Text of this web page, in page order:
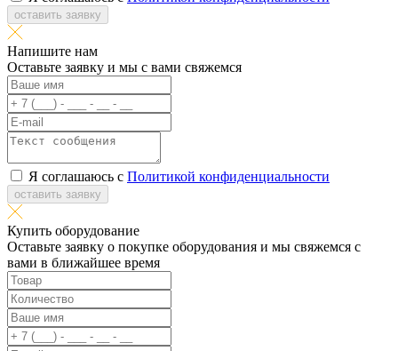
оставить заявку
Напишите нам
Оставьте заявку и мы с вами свяжемся
Я соглашаюсь с Политикой конфиденциальности
оставить заявку
Купить оборудование
Оставьте заявку о покупке оборудования и мы свяжемся с
вами в ближайшее время